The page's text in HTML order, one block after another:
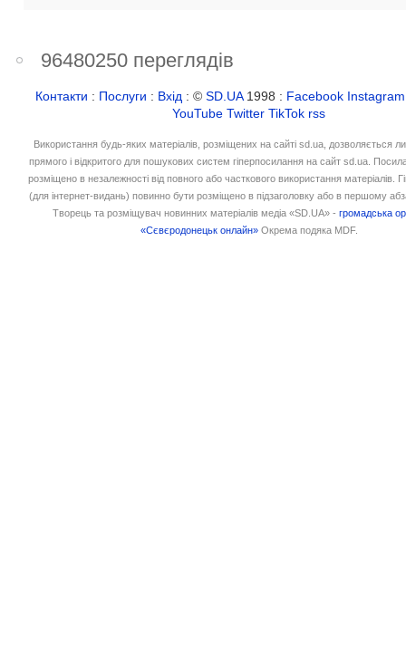
96480250 переглядів
Контакти : Послуги : Вхід : ©SD.UA1998 : Facebook Instagram
YouTube Twitter TikTok rss
Використання будь-яких матеріалів, розміщених на сайті sd.ua, дозволяється
прямого і відкритого для пошукових систем гіперпосилання на сайт sd.ua.
розміщено в незалежності від повного або часткового використання матеріалів.
(для інтернет-видань) повинно бути розміщено в підзаголовку або в першому
Творець та розміщувач новинних матеріалів медіа «SD.UA» -громадська
«Сєвєродонецьк онлайн» Окрема подяка MDF.